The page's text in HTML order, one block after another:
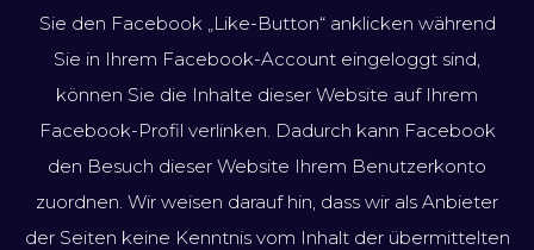
Sie den Facebook „Like-Button“ anklicken während
Sie in Ihrem Facebook-Account eingeloggt sind,
können Sie die Inhalte dieser Website auf Ihrem
Facebook-Profil verlinken. Dadurch kann Facebook
den Besuch dieser Website Ihrem Benutzerkonto
zuordnen. Wir weisen darauf hin, dass wir als Anbieter
der Seiten keine Kenntnis vom Inhalt der übermittelten